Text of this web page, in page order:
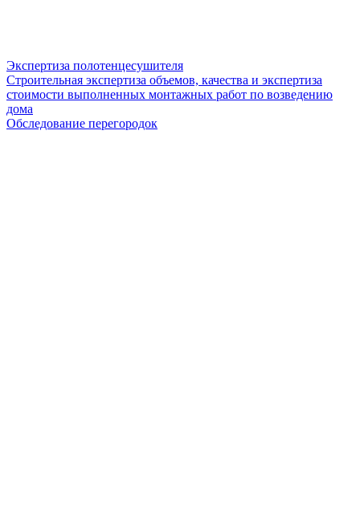
Экспертиза полотенцесушителя
Строительная экспертиза объемов, качества и экспертиза
стоимости выполненных монтажных работ по возведению
дома
Обследование перегородок